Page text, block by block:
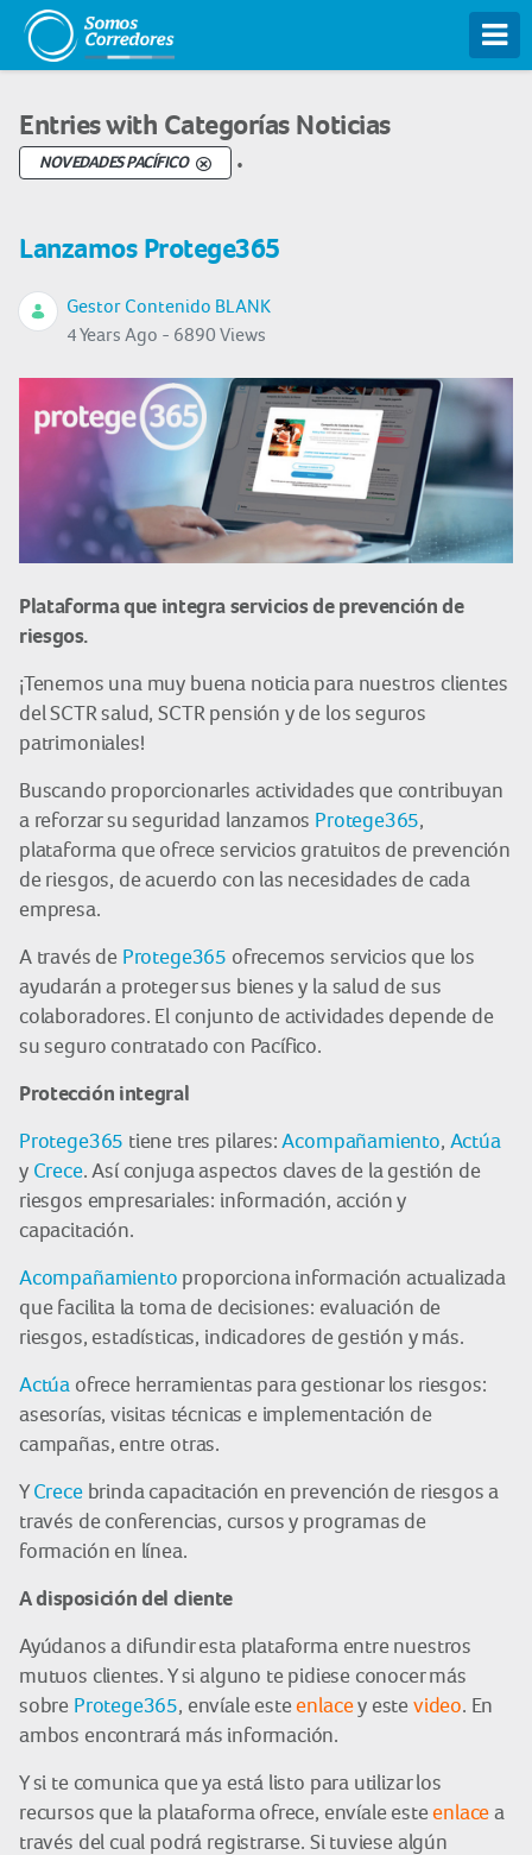
Entries with Categorías Noticias
NOVEDADES PACÍFICO .
Lanzamos Protege365
Gestor Contenido BLANK
4 Years Ago - 6890 Views
Plataforma que integra servicios de prevención de
riesgos.
¡Tenemos una muy buena noticia para nuestros clientes
del SCTR salud, SCTR pensión y de los seguros
patrimoniales!
Buscando proporcionarles actividades que contribuyan
a reforzar su seguridad lanzamos Protege365,
plataforma que ofrece servicios gratuitos de prevención
de riesgos, de acuerdo con las necesidades de cada
empresa.
A través de Protege365 ofrecemos servicios que los
ayudarán a proteger sus bienes y la salud de sus
colaboradores. El conjunto de actividades depende de
su seguro contratado con Pacífico.
Protección integral
Protege365 tiene tres pilares:Acompañamiento, Actúa
y Crece. Así conjuga aspectos claves de la gestión de
riesgos empresariales: información, acción y
capacitación.
Acompañamiento proporciona información actualizada
que facilita la toma de decisiones: evaluación de
riesgos, estadísticas, indicadores de gestión y más.
Actúa ofrece herramientas para gestionar los riesgos:
asesorías, visitas técnicas e implementación de
campañas, entre otras.
Y Crecebrinda capacitación en prevención de riesgos a
través de conferencias, cursos y programas de
formación en línea.
A disposición del cliente
Ayúdanos a difundir esta plataforma entre nuestros
mutuos clientes. Y si alguno te pidiese conocer más
sobre Protege365, envíale esteenlacey este video. En
ambos encontrará más información.
Y si te comunica que ya está listo para utilizar los
recursos que la plataforma ofrece, envíale esteenlace a
través del cual podrá registrarse. Si tuviese algún